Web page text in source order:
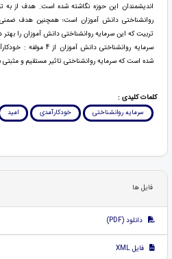
اندیشمندان این حوزه نگاشته شده است. هدف از به
روانشناختی دانش آموزان است؛ همچنین هدف ضمنی
تربیت که این سرمایه روانشناختی دانش آموزان را
سرمایه روانشناختی
شده است که سرمایه روانشناختی تاثیر مستقیم و مثبتی
کلمات کلیدی :
سرمایه روانشناختی
خودکارآمدی امید
فایل ها
دانلود (PDF)
فایل XML